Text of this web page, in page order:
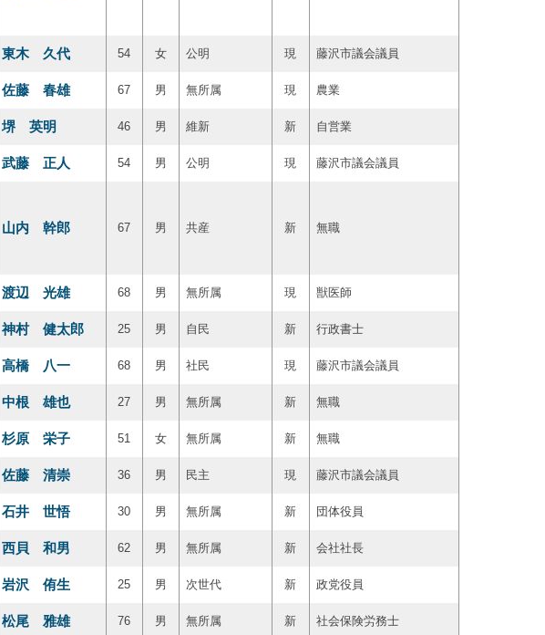
東木 久代 54 女 公明 現 藤沢市議会議員
佐藤 春雄 67 男 無所属 現 農業
堺 英明 46 男 維新 新 自営業
武藤 正人 54 男 公明 現 藤沢市議会議員
山内 幹郎 67 男 共産 新 無職
渡辺 光雄 68 男 無所属 現 獣医師
神村 健太郎 25 男 自民 新 行政書士
高橋 八一 68 男 社民 現 藤沢市議会議員
中根 雄也 27 男 無所属 新 無職
杉原 栄子 51 女 無所属 新 無職
佐藤 清崇 36 男 民主 現 藤沢市議会議員
石井 世悟 30 男 無所属 新 団体役員
西貝 和男 62 男 無所属 新 会社社長
岩沢 侑生 25 男 次世代 新 政党役員
松尾 雅雄 76 男 無所属 新 社会保険労務士